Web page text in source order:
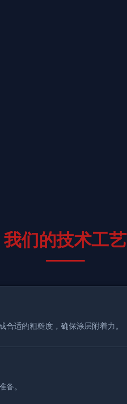
我们的技术工艺
适的粗糙度，确保涂层附着力。
备。